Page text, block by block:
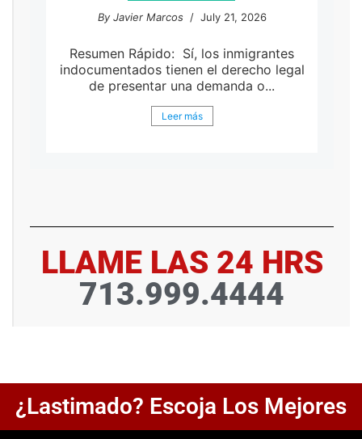
By Javier Marcos/ July 21, 2026
Resumen Rápido: Sí, los inmigrantes
indocumentados tienen el derecho legal
de presentar una demanda o...
Leer más
LLAME LAS 24 HRS
713.999.4444
¿Lastimado? Escoja Los Mejores